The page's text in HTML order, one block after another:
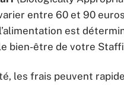
entre 60 et 90
est
bien-être de votre
les frais peuvent